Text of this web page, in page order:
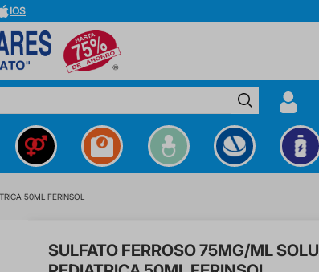
IOS
50ML FERINSOL
SULFATO FERROSO 75MG/ML